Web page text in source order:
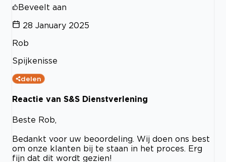
Beveelt aan
28 January 2025
Rob
Spijkenisse
delen
Reactie van S&S Dienstverlening
Beste Rob,
Bedankt voor uw beoordeling. Wij doen ons best
om onze klanten bij te staan in het proces. Erg
fijn dat dit wordt gezien!